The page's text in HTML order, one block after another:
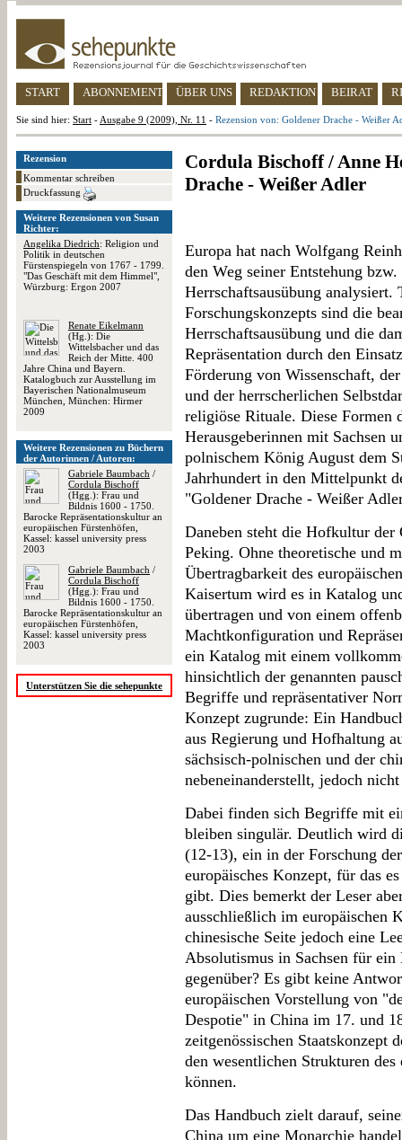
START ABONNEMENT ÜBER UNS REDAKTION BEIRAT
Sie sind hier: Start - Ausgabe 9 (2009), Nr. 11 - Rezension von: Goldener Drache - Weißer
Rezension
Kommentar schreiben
Druckfassung
Weitere Rezensionen von Susan
Richter:
Angelika Diedrich: Religion und
Politik in deutschen
Fürstenspiegeln von 1767 - 1799.
"Das Geschäft mit dem Himmel",
Würzburg: Ergon 2007
Renate Eikelmann
(Hg.): Die
Wittelsbacher und das
Reich der Mitte. 400
Jahre China und Bayern.
Katalogbuch zur Ausstellung im
Bayerischen Nationalmuseum
München, München: Hirmer
2009
Weitere Rezensionen zu Büchern
der Autorinnen / Autoren:
Gabriele Baumbach /
Cordula Bischoff
(Hgg.): Frau und
Bildnis 1600 - 1750.
Barocke Repräsentationskultur an
europäischen Fürstenhöfen,
Kassel: kassel university press
2003
Gabriele Baumbach /
Cordula Bischoff
(Hgg.): Frau und
Bildnis 1600 - 1750.
Barocke Repräsentationskultur an
europäischen Fürstenhöfen,
Kassel: kassel university press
2003
Unterstützen Sie die sehepunkte
Cordula Bischoff / Anne
Drache - Weißer Adler
Europa hat nach Wolfgang
den Weg seiner Entstehung
Herrschaftsausübung analysiert.
Forschungskonzepts sind die
Herrschaftsausübung und die
Repräsentation durch den
Förderung von Wissenschaft,
und der herrscherlichen
religiöse Rituale. Diese Formen
Herausgeberinnen mit Sachsen
polnischem König August dem
Jahrhundert in den Mittelpunkt
"Goldener Drache - Weißer
Daneben steht die Hofkultur
Peking. Ohne theoretische und
Übertragbarkeit des
Kaisertum wird es in Katalog
übertragen und von einem
Machtkonfiguration und
ein Katalog mit einem
hinsichtlich der genannten
Begriffe und repräsentativer
Konzept zugrunde: Ein
aus Regierung und Hofhaltung
sächsisch-polnischen und der
nebeneinanderstellt, jedoch
Dabei finden sich Begriffe mit
bleiben singulär. Deutlich wird
(12-13), ein in der Forschung
europäisches Konzept, für das
gibt. Dies bemerkt der Leser
ausschließlich im europäischen
chinesische Seite jedoch eine
Absolutismus in Sachsen für
gegenüber? Es gibt keine
europäischen Vorstellung von
Despotie" in China im 17. und
zeitgenössischen Staatskonzept
den wesentlichen Strukturen
können.
Das Handbuch zielt darauf,
China um eine Monarchie